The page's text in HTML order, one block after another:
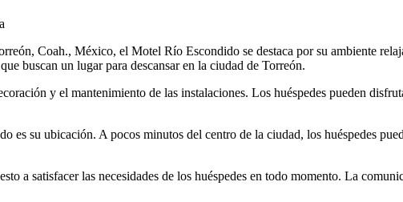
Coah., México, el Motel Río Escondido se destaca por su ambiente
buscan un lugar para descansar en la ciudad de Torreón.
y el mantenimiento de las instalaciones. Los huéspedes pueden
es su ubicación. A pocos minutos del centro de la ciudad, los huéspedes
a satisfacer las necesidades de los huéspedes en todo momento. La